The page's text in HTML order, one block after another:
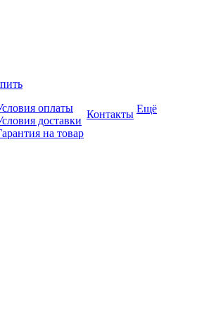
оплаты
доставки
на товар
Контакты Ещё